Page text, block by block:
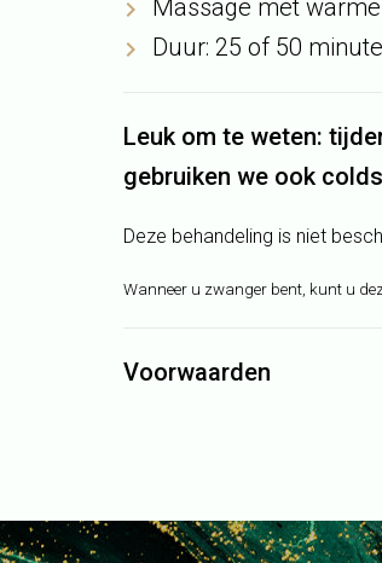
Massage met
Duur: 25 of 50
Leuk om te weten:
gebruiken we ook
Deze behandeling is niet
Wanneer u zwanger bent, kunt u
Voorwaarden